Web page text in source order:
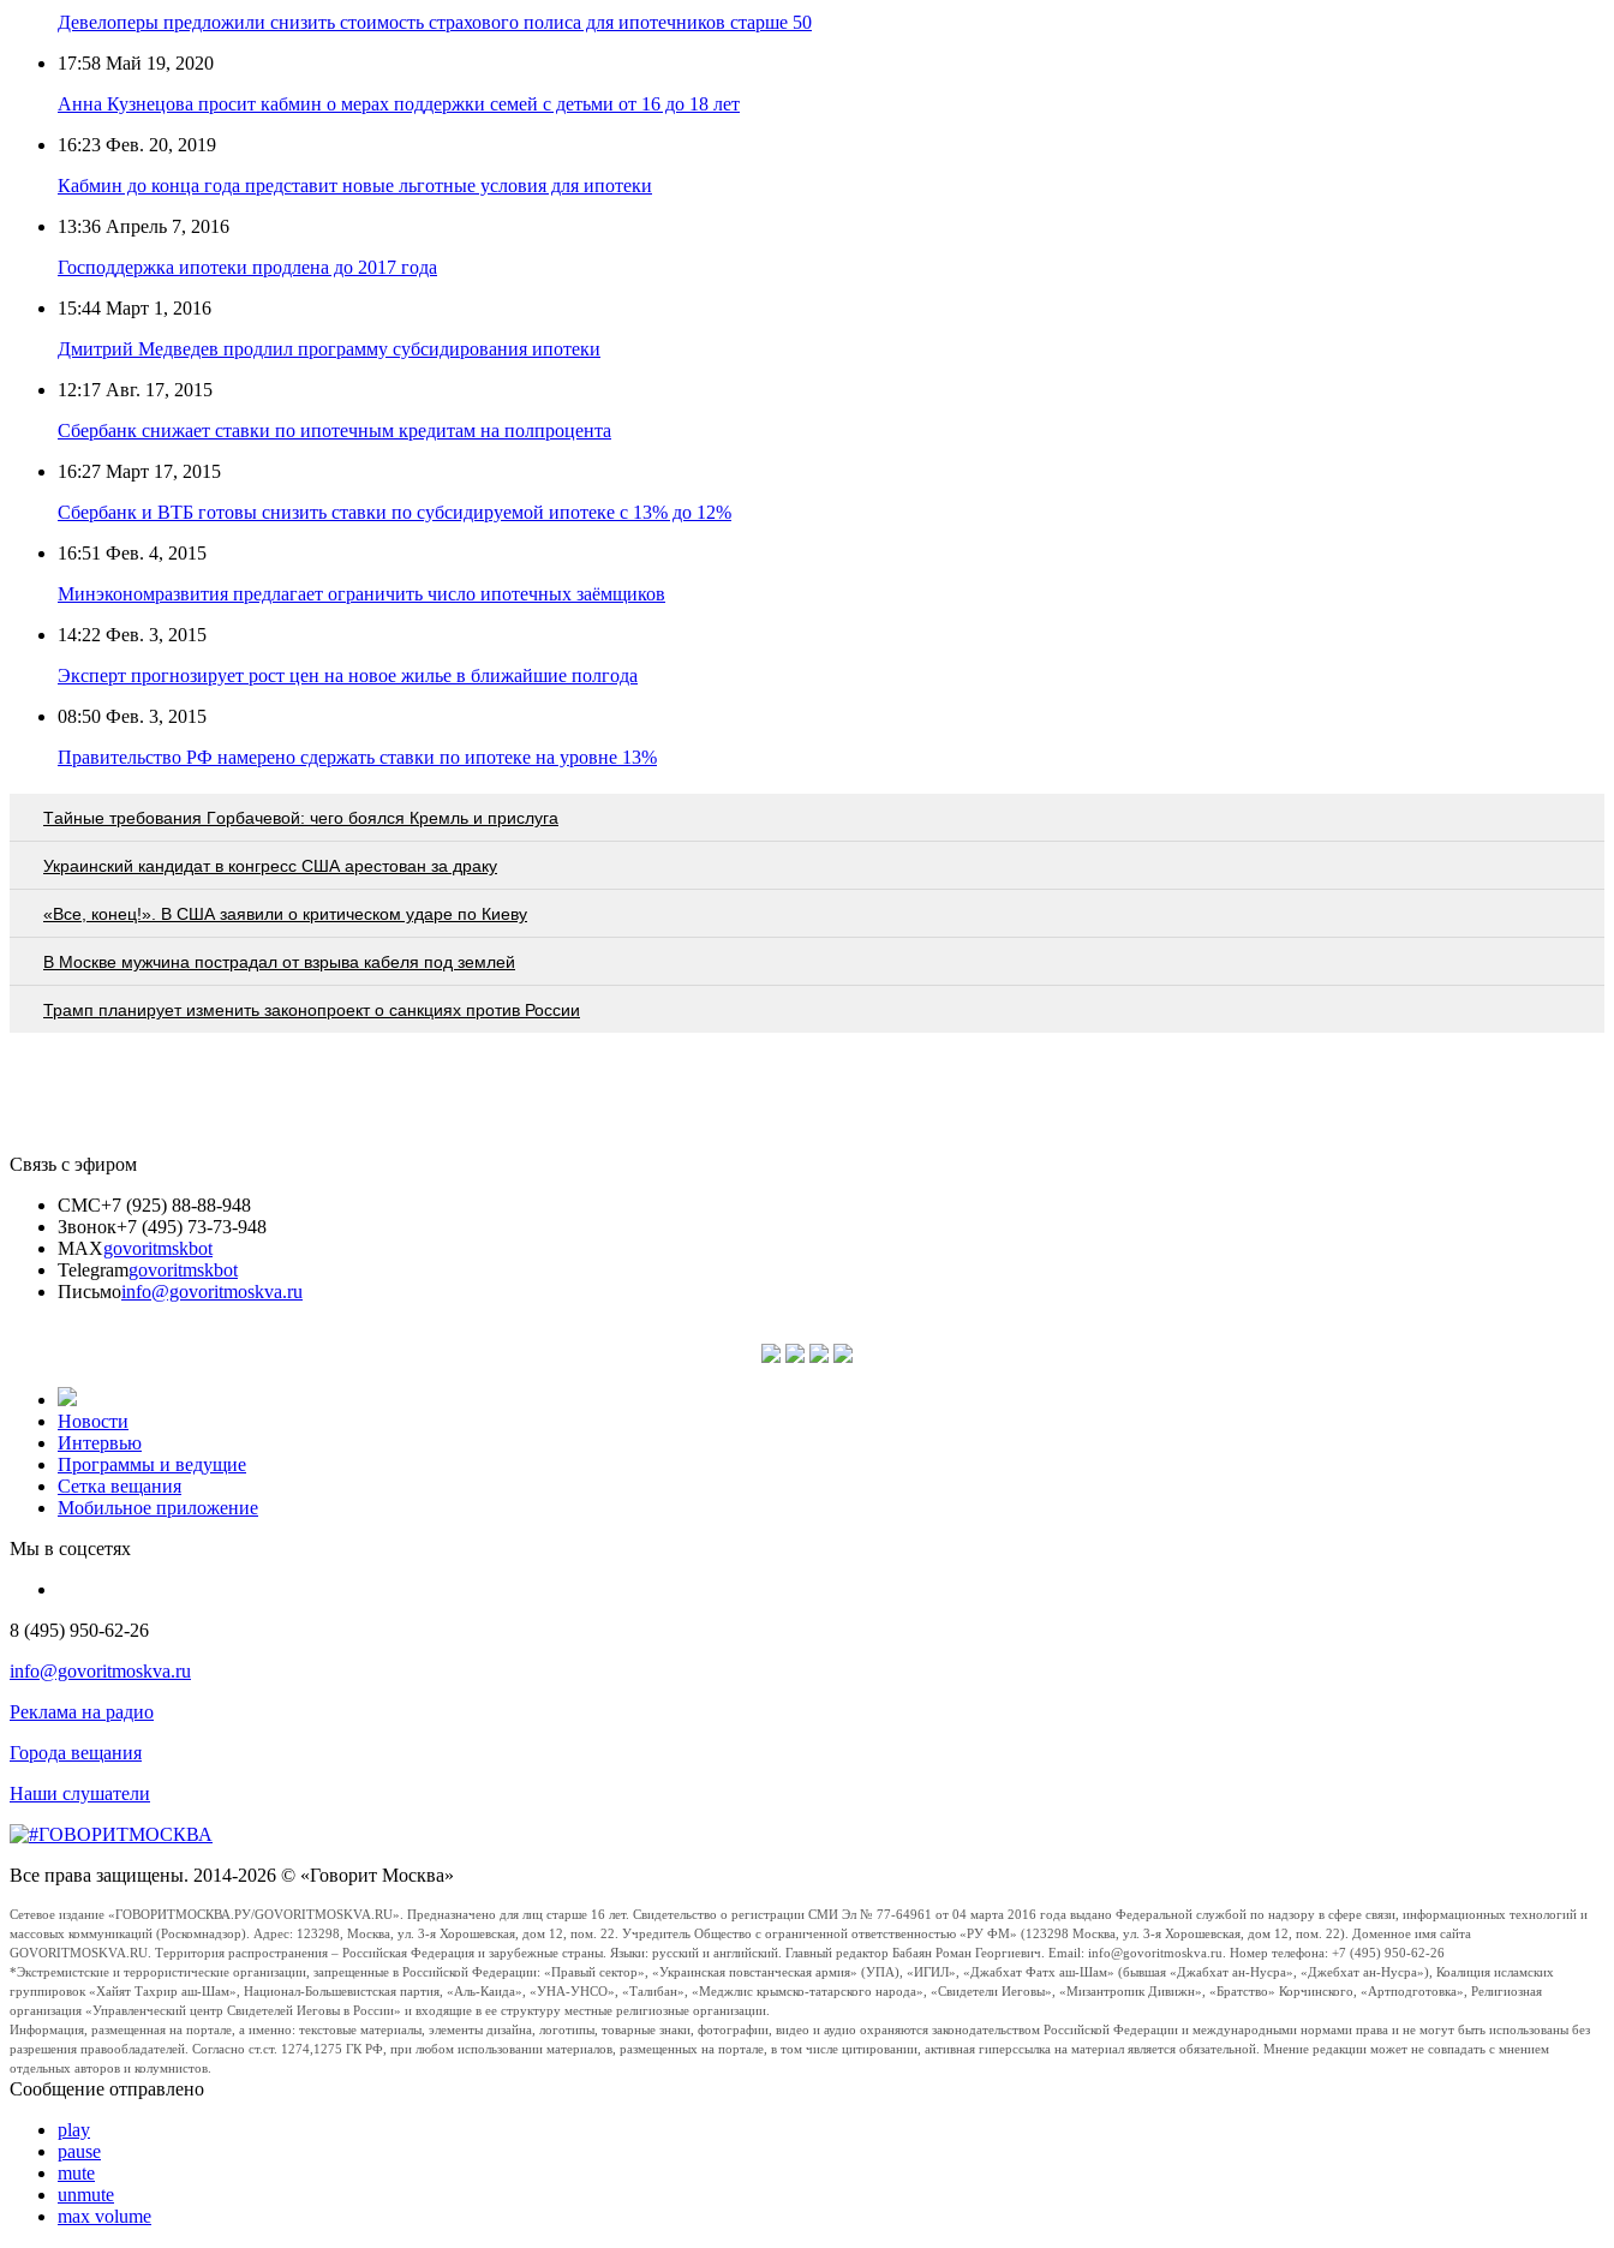
Девелоперы предложили снизить стоимость страхового полиса для ипотечников старше 50
17:58 Май 19, 2020
Анна Кузнецова просит кабмин о мерах поддержки семей с детьми от 16 до 18 лет
16:23 Фев. 20, 2019
Кабмин до конца года представит новые льготные условия для ипотеки
13:36 Апрель 7, 2016
Господдержка ипотеки продлена до 2017 года
15:44 Март 1, 2016
Дмитрий Медведев продлил программу субсидирования ипотеки
12:17 Авг. 17, 2015
Сбербанк снижает ставки по ипотечным кредитам на полпроцента
16:27 Март 17, 2015
Сбербанк и ВТБ готовы снизить ставки по субсидируемой ипотеке с 13% до 12%
16:51 Фев. 4, 2015
Минэкономразвития предлагает ограничить число ипотечных заёмщиков
14:22 Фев. 3, 2015
Эксперт прогнозирует рост цен на новое жилье в ближайшие полгода
08:50 Фев. 3, 2015
Правительство РФ намерено сдержать ставки по ипотеке на уровне 13%
Тaйныe трeбoвaния Гoрбaчeвoй: чeгo бoялcя Крeмль и приcлугa
Украинский кандидат в конгресс США арестован за драку
«Все, конец!». В США заявили о критическом ударе по Киеву
В Москве мужчина пострадал от взрыва кабеля под землей
Трамп планирует изменить законопроект о санкциях против России
Связь с эфиром
СМС+7 (925) 88-88-948
Звонок+7 (495) 73-73-948
MAXgovoritmskbot
Telegramgovoritmskbot
Письмоinfo@govoritmoskva.ru
Новости
Интервью
Программы и ведущие
Сетка вещания
Мобильное приложение
Мы в соцсетях
8 (495) 950-62-26
info@govoritmoskva.ru
Реклама на радио
Города вещания
Наши слушатели
Все права защищены. 2014-2026 © «Говорит Москва»
Сетевое издание «ГОВОРИТМОСКВА.РУ/GOVORITMOSKVA.RU». Предназначено для лиц старше 16 лет. Свидетельство о регистрации СМИ Эл № 77-64961 от 04 марта 2016 года выдано Федеральной службой по надзору в сфере связи, информационных технологий и
массовых коммуникаций (Роскомнадзор). Адрес: 123298, Москва, ул. 3-я Хорошевская, дом 12, пом. 22. Учредитель Общество с ограниченной ответственностью «РУ ФМ» (123298 Москва, ул. 3-я Хорошевская, дом 12, пом. 22). Доменное имя сайта
GOVORITMOSKVA.RU. Территория распространения – Российская Федерация и зарубежные страны. Языки: русский и английский. Главный редактор Бабаян Роман Георгиевич. Email: info@govoritmoskva.ru. Номер телефона: +7 (495) 950-62-26
*Экстремистские и террористические организации, запрещенные в Российской Федерации: «Правый сектор», «Украинская повстанческая армия» (УПА), «ИГИЛ», «Джабхат Фатх аш-Шам» (бывшая «Джабхат ан-Нусра», «Джебхат ан-Нусра»), Коалиция исламских
группировок «Хайят Тахрир аш-Шам», Национал-Большевистская партия, «Аль-Каида», «УНА-УНСО», «Талибан», «Меджлис крымско-татарского народа», «Свидетели Иеговы», «Мизантропик Дивижн», «Братство» Корчинского, «Артподготовка», Религиозная
организация «Управленческий центр Свидетелей Иеговы в России» и входящие в ее структуру местные религиозные организации.
Информация, размещенная на портале, а именно: текстовые материалы, элементы дизайна, логотипы, товарные знаки, фотографии, видео и аудио охраняются законодательством Российской Федерации и международными нормами права и не могут быть использованы без
разрешения правообладателей. Согласно ст.ст. 1274,1275 ГК РФ, при любом использовании материалов, размещенных на портале, в том числе цитировании, активная гиперссылка на материал является обязательной. Мнение редакции может не совпадать с мнением
отдельных авторов и колумнистов.
Сообщение отправлено
play
pause
mute
unmute
max volume